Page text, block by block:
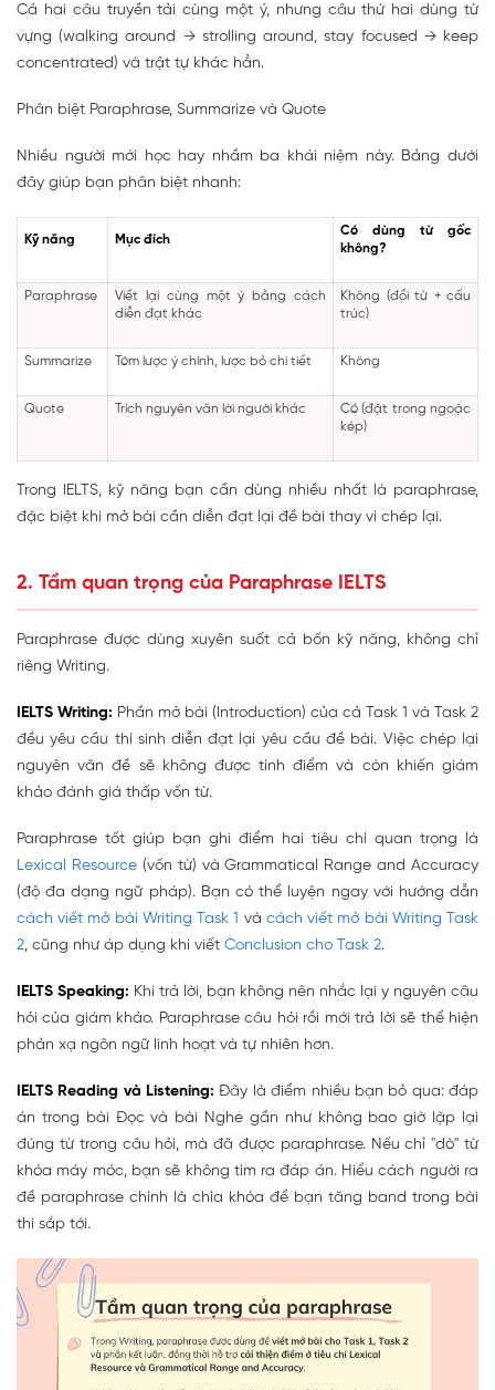
Cả hai câu truyền tải cùng một ý, nhưng câu thứ hai dùng từ
vựng (walking around → strolling around,stay focused → keep
concentrated) và trật tự khác hẳn.
Phân biệt Paraphrase, Summarize và Quote
Nhiều người mới học hay nhầm ba khái niệm này. Bảng dưới
đây giúp bạn phân biệt nhanh:
Kỹ năng Mục đích
Có dùng từ gốc
không?
Paraphrase
Viết lại cùng một ý bằng cách
diễn đạt khác
Không (đổi từ + cấu
trúc)
Summarize Tóm lược ý chính, lược bỏ chi tiết Không
Quote Trích nguyên văn lời người khác
Có (đặt trong ngoặc
kép)
Trong IELTS, kỹ năng bạn cần dùng nhiều nhất là paraphrase,
đặc biệt khi mở bài cần diễn đạt lại đề bài thay vì chép lại.
2. Tầm quan trọng của Paraphrase IELTS
Paraphrase được dùng xuyên suốt cả bốn kỹ năng, không chỉ
riêng Writing.
IELTS Writing: Phần mở bài (Introduction) của cả Task 1 và Task 2
đều yêu cầu thí sinh diễn đạt lại yêu cầu đề bài. Việc chép lại
nguyên văn đề sẽ không được tính điểm và còn khiến giám
khảo đánh giá thấp vốn từ.
Paraphrase tốt giúp bạn ghi điểm hai tiêu chí quan trọng là
Lexical Resource(vốn từ) và Grammatical Range and Accuracy
(độ đa dạng ngữ pháp). Bạn có thể luyện ngay với hướng dẫn
cách viết mở bài Writing Task 1 và cách viết mở bài Writing Task
2, cũng như áp dụng khi viết Conclusion cho Task 2.
IELTS Speaking: Khi trả lời, bạn không nên nhắc lại y nguyên câu
hỏi của giám khảo. Paraphrase câu hỏi rồi mới trả lời sẽ thể hiện
phản xạ ngôn ngữ linh hoạt và tự nhiên hơn.
IELTS Reading và Listening:Đây là điểm nhiều bạn bỏ qua: đáp
án trong bài Đọc và bài Nghe gần như không bao giờ lặp lại
đúng từ trong câu hỏi, mà đã được paraphrase. Nếu chỉ "dò" từ
khóa máy móc, bạn sẽ không tìm ra đáp án. Hiểu cách người ra
đề paraphrase chính là chìa khóa để bạn tăng band trong bài
thi sắp tới.